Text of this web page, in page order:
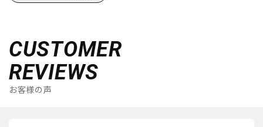
CUSTOMER
REVIEWS
お客様の声